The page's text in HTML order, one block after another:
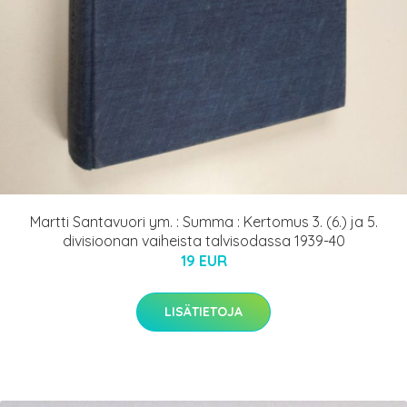
Martti Santavuori ym. : Summa : Kertomus 3. (6.) ja 5.
divisioonan vaiheista talvisodassa 1939-40
19 EUR
LISÄTIETOJA